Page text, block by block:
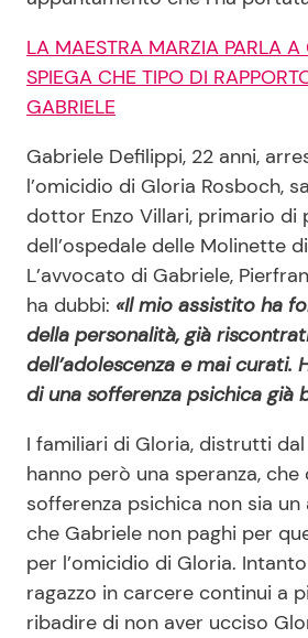
LA MAESTRA MARZIA PARLA A
SPIEGA CHE TIPO DI
GABRIELE
Gabriele Defilippi, 22 anni,
l’omicidio di Gloria Rosboch,
dottor Enzo Villari, primario di
dell’ospedale delle Molinette
L’avvocato di Gabriele,
ha dubbi: «Il mio assistito ha
della personalità, già
dell’adolescenza e mai curati.
di una sofferenza psichica già
I familiari di Gloria, distrutti
hanno però una speranza, che
sofferenza psichica non sia
che Gabriele non paghi per
per l’omicidio di Gloria.
ragazzo in carcere continui a
ribadire di non aver ucciso